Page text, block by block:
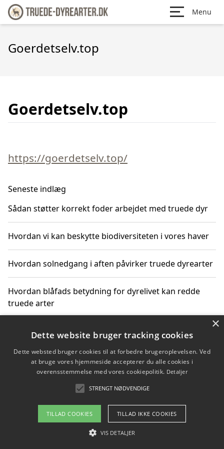
Menu
Goerdetselv.top
Goerdetselv.top
https://goerdetselv.top/
Seneste indlæg
Sådan støtter korrekt foder arbejdet med truede dyr
Hvordan vi kan beskytte biodiversiteten i vores haver
Hvordan solnedgang i aften påvirker truede dyrearter
Hvordan blåfads betydning for dyrelivet kan redde
truede arter
Hvordan kan gaver til unge voksne støtte bevarelsen
Copyright 2026 - Pilanto Aps
Om / kontakt
Blog Betingelser
×
Dette website bruger tracking cookies
Dette websted bruger cookies til at forbedre brugeroplevelsen. Ved
at bruge vores hjemmeside accepterer du alle cookies i
overensstemmelse med vores cookiepolitik. Detaljer
STRENGT NØDVENDIGE
TILLAD COOKIES TILLAD IKKE COOKIES
VIS DETALJER